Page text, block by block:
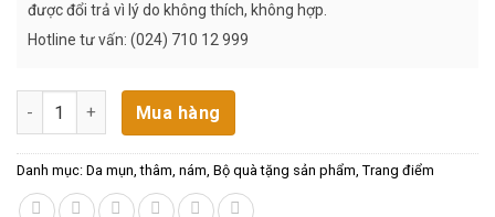
được đổi trả vì lý do không thích, không hợp.
Hotline tư vấn: (024) 710 12 999
Bộ Phấn Nụ Ngừa Mụn Trang Điểm số lượng
Mua hàng
Danh mục: Da mụn, thâm, nám, Bộ quà tặng sản phẩm, Trang điểm